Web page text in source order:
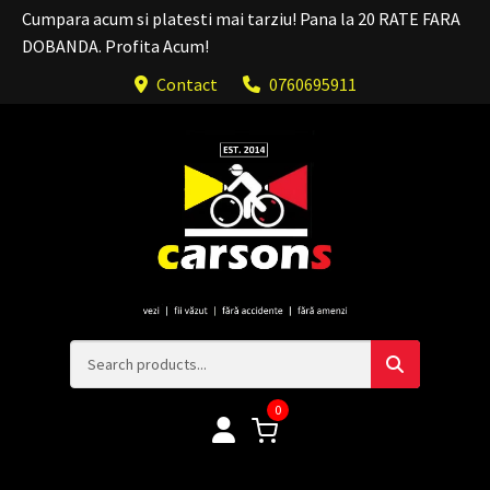
Cumpara acum si platesti mai tarziu! Pana la 20 RATE FARA
DOBANDA. Profita Acum!
Contact
0760695911
0